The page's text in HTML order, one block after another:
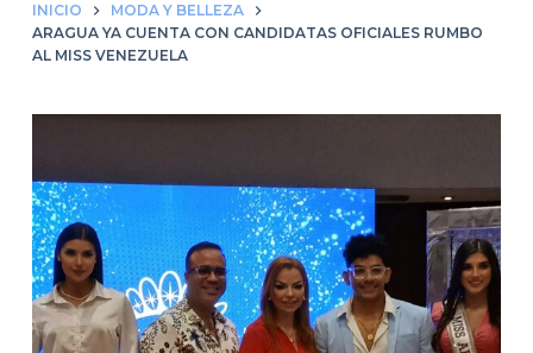
d
o
INICIO
MODA Y BELLEZA
ARAGUA YA CUENTA CON CANDIDATAS OFICIALES RUMBO
AL MISS VENEZUELA